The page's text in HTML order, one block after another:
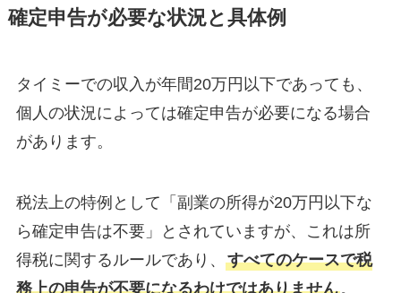
確定申告が必要な状況と具体例
タイミーでの収入が年間20万円以下であっても、
個人の状況によっては確定申告が必要になる場合
があります。
税法上の特例として「副業の所得が20万円以下な
ら確定申告は不要」とされていますが、これは所
得税に関するルールであり、 すべてのケースで税
務上の申告が不要になるわけではありません。